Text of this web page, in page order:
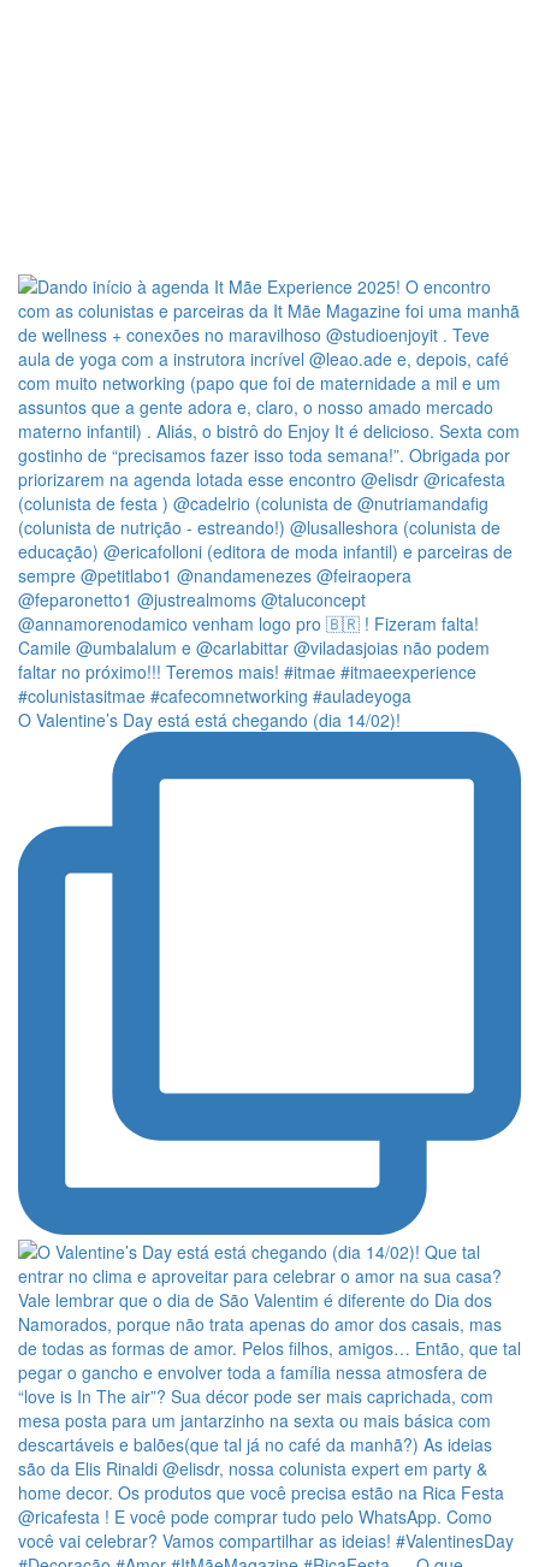
O Valentine’s Day está está chegando (dia 14/02)!